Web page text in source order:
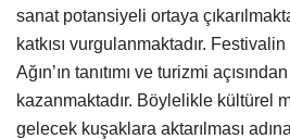
sanat potansiyeli ortaya
katkısı vurgulanmaktadır.
Ağın’ın tanıtımı ve turizmi
kazanmaktadır. Böylelikle kültürel
gelecek kuşaklara aktarılması